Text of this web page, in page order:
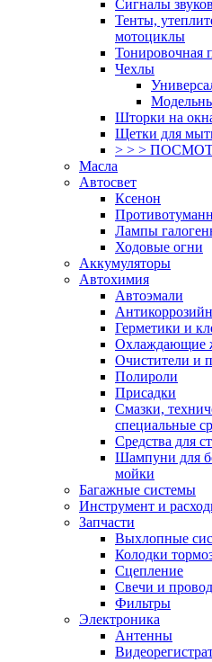
Сигналы
Тенты,
мотоциклы
Тонировочная
Чехлы
Шторки на
Щетки для
> > >
Масла
Автосвет
Ксенон
Лампы
Ходовые огни
Аккумуляторы
Автохимия
Автоэмали
Герметики и
Охлаждающие
Очистители и
Полироли
Присадки
Смазки,
специальные
Средства для
Шампуни для
мойки
Багажные системы
Инструмент и
Запчасти
Выхлопные
Колодки
Сцепление
Свечи и
Фильтры
Электроника
Антенны